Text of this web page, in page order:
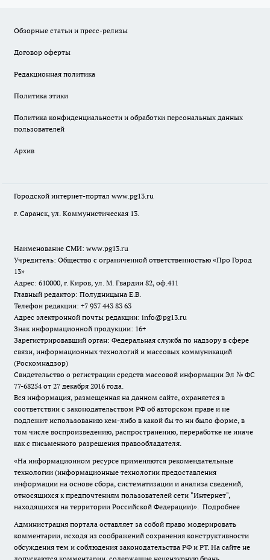
Обзорные статьи и пресс-релизы
Договор оферты
Редакционная политика
Политика этики
Политика конфиденциальности и обработки персональных данных
пользователей
Архив
Городской интернет-портал www.pg13.ru
г. Саранск, ул. Коммунистическая 13.
Наименование СМИ: www.pg13.ru
Учредитель: Общество с ограниченной ответственностью «Про Город
13»
Адрес: 610000, г. Киров, ул. М. Гвардии 82, оф.411
Главный редактор: Полудницына Е.В.
Телефон редакции: +7 937 443 83 63
Адрес электронной почты редакции: info@pg13.ru
Знак информационной продукции: 16+
Зарегистрировавший орган: Федеральная служба по надзору в сфере
связи, информационных технологий и массовых коммуникаций
(Роскомнадзор)
Свидетельство о регистрации средств массовой информации Эл № ФС
77-68254 от 27 декабря 2016 года.
Вся информация, размещенная на данном сайте, охраняется в
соответствии с законодательством РФ об авторском праве и не
подлежит использованию кем-либо в какой бы то ни было форме, в
том числе воспроизведению, распространению, переработке не иначе
как с письменного разрешения правообладателя.
«На информационном ресурсе применяются рекомендательные
технологии (информационные технологии предоставления
информации на основе сбора, систематизации и анализа сведений,
относящихся к предпочтениям пользователей сети "Интернет",
находящихся на территории Российской Федерации)». Подробнее
Администрация портала оставляет за собой право модерировать
комментарии, исходя из соображений сохранения конструктивности
обсуждения тем и соблюдения законодательства РФ и РТ. На сайте не